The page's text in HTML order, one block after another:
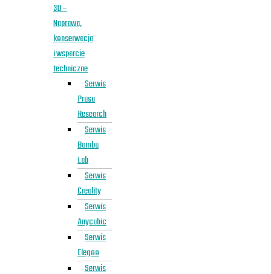
3D –
Naprawa,
konserwacja
i wsparcie
techniczne
Serwis
Prusa
Research
Serwis
Bambu
Lab
Serwis
Creality
Serwis
Anycubic
Serwis
Elegoo
Serwis